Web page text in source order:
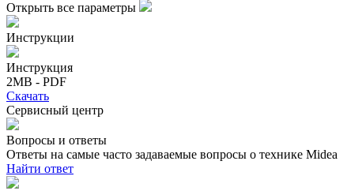
Открыть все параметры
Инструкции
Инструкция
2MB - PDF
Скачать
Сервисный центр
Вопросы и ответы
Ответы на самые часто задаваемые вопросы о технике Midea
Найти ответ